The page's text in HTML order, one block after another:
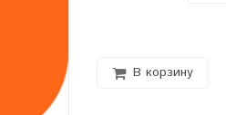
В корзину